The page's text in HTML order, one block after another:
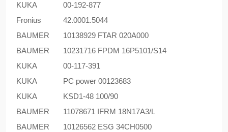
KUKA
00-192-877
Fronius
42.0001.5044
BAUMER
10138929 FTAR 020A000
BAUMER
10231716 FPDM 16P5101/S14
KUKA
00-117-391
KUKA
PC power 00123683
KUKA
KSD1-48 100/90
BAUMER
11078671 IFRM 18N17A3/L
BAUMER
10126562 ESG 34CH0500